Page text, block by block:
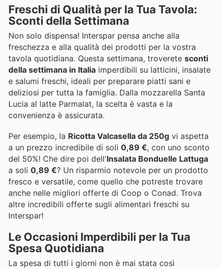
Freschi di Qualità per la Tua Tavola:
Sconti della Settimana
Non solo dispensa! Interspar pensa anche alla
freschezza e alla qualità dei prodotti per la vostra
tavola quotidiana. Questa settimana, troverete sconti
della settimana in Italia imperdibili su latticini, insalate
e salumi freschi, ideali per preparare piatti sani e
deliziosi per tutta la famiglia. Dalla mozzarella Santa
Lucia al latte Parmalat, la scelta è vasta e la
convenienza è assicurata.
Per esempio, la Ricotta Valcasella da 250g vi aspetta
a un prezzo incredibile di soli 0,89 €, con uno sconto
del 50%! Che dire poi dell'Insalata Bonduelle Lattuga
a soli 0,89 €? Un risparmio notevole per un prodotto
fresco e versatile, come quello che potreste trovare
anche nelle migliori offerte di Coop o Conad. Trova
altre incredibili offerte sugli alimentari freschi su
Interspar!
Le Occasioni Imperdibili per la Tua
Spesa Quotidiana
La spesa di tutti i giorni non è mai stata così